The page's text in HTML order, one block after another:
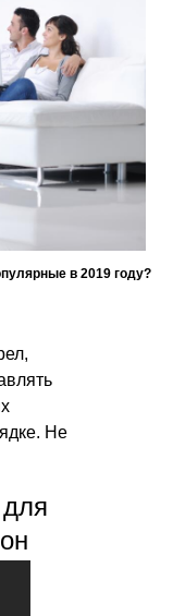
в 2019 году?
Не